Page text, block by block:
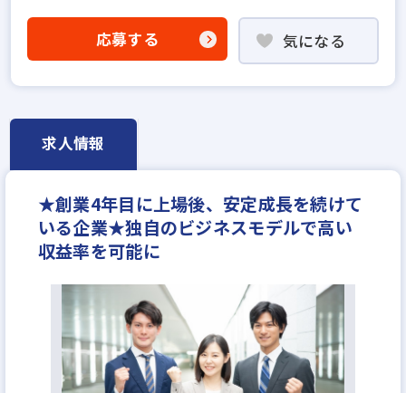
高級賃貸仲介営業の経験者歓迎
資格支援制度あり
土日休みあり
月平均残業20時間以内
応募する 気になる
求人情報
★創業4年目に上場後、安定成長を続けて
いる企業★独自のビジネスモデルで高い
収益率を可能に